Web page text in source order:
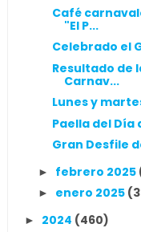
Café
"El P...
Celebrado el
Resultado de
Carnav...
Lunes y
Paella del Día
Gran Desfile
► febrero 2025
► enero 2025
► 2024 (460)